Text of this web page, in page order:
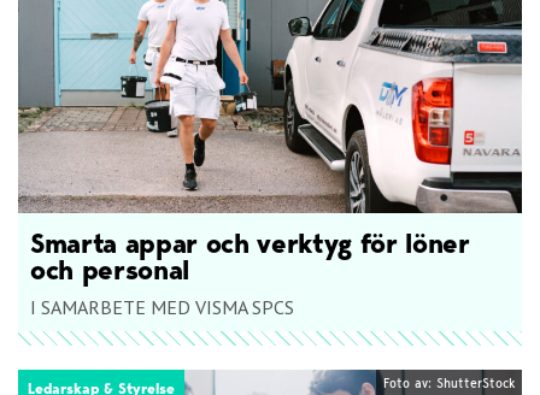
Smarta appar och verktyg för löner
och personal
I SAMARBETE MED VISMA SPCS
Ledarskap & Styrelse Foto av: ShutterStock